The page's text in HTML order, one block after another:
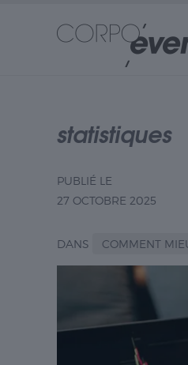
statistiques
PUBLIÉ LE
27 OCTOBRE 2025
DANS COMMENT